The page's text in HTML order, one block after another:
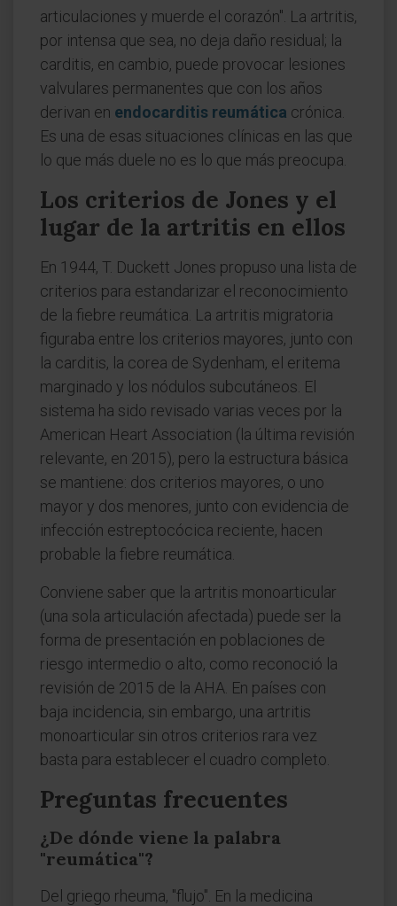
articulaciones y muerde el corazón". La artritis,
por intensa que sea, no deja daño residual; la
carditis, en cambio, puede provocar lesiones
valvulares permanentes que con los años
derivan en endocarditis reumática crónica.
Es una de esas situaciones clínicas en las que
lo que más duele no es lo que más preocupa.
Los criterios de Jones y el
lugar de la artritis en ellos
En 1944, T. Duckett Jones propuso una lista de
criterios para estandarizar el reconocimiento
de la fiebre reumática. La artritis migratoria
figuraba entre los criterios mayores, junto con
la carditis, la corea de Sydenham, el eritema
marginado y los nódulos subcutáneos. El
sistema ha sido revisado varias veces por la
American Heart Association (la última revisión
relevante, en 2015), pero la estructura básica
se mantiene: dos criterios mayores, o uno
mayor y dos menores, junto con evidencia de
infección estreptocócica reciente, hacen
probable la fiebre reumática.
Conviene saber que la artritis monoarticular
(una sola articulación afectada) puede ser la
forma de presentación en poblaciones de
riesgo intermedio o alto, como reconoció la
revisión de 2015 de la AHA. En países con
baja incidencia, sin embargo, una artritis
monoarticular sin otros criterios rara vez
basta para establecer el cuadro completo.
Preguntas frecuentes
¿De dónde viene la palabra
"reumática"?
Del griego rheuma, "flujo". En la medicina